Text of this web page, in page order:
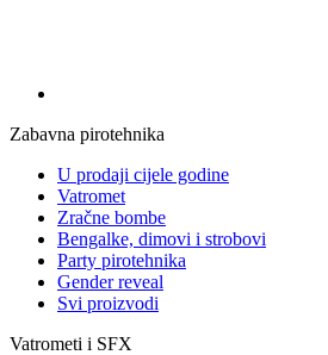
Zabavna pirotehnika
U prodaji cijele godine
Vatromet
Zračne bombe
Bengalke, dimovi i strobovi
Party pirotehnika
Gender reveal
Svi proizvodi
Vatrometi i SFX